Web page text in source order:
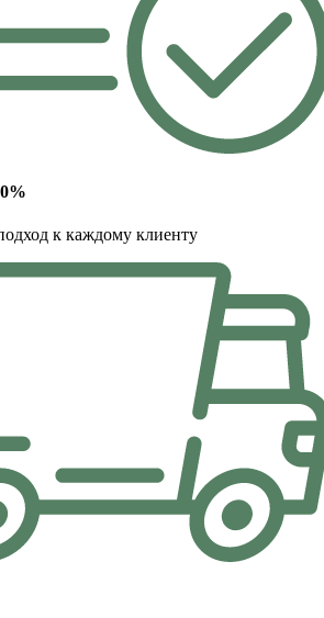
к каждому клиенту